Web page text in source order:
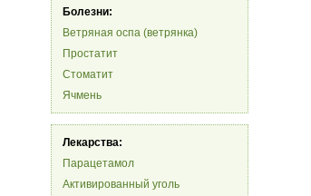
Болезни:
Ветряная оспа (ветрянка)
Простатит
Стоматит
Ячмень
Лекарства:
Парацетамол
Активированный уголь